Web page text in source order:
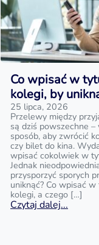
Co wpisać w
kolegi, by
25 lipca, 2026
Przelewy między
są dziś powszechne
sposób, aby zwrócić
czy bilet do kina.
wpisać cokolwiek w
Jednak
przysporzyć sporych
uniknąć? Co wpisać
kolegi, a czego […]
Czytaj dalej...